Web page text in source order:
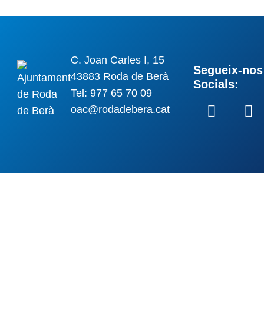
C. Joan Carles I, 15
43883 Roda de Berà
Tel: 977 65 70 09
oac@rodadebera.cat
Segueix-
Socials: